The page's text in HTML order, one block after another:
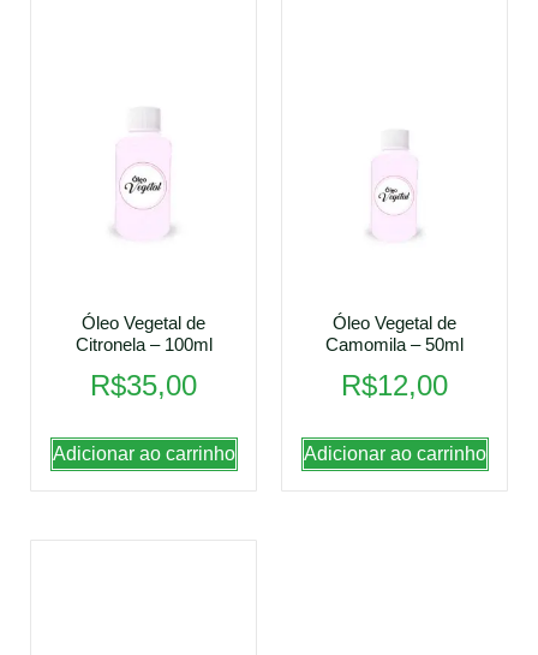
Óleo Vegetal de
Citronela – 100ml
R$35,00
Adicionar ao carrinho
Óleo Vegetal de
Camomila – 50ml
R$12,00
Adicionar ao carrinho